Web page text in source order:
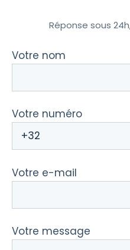
Réponse sous
Votre nom
Votre numéro
Votre e-mail
Votre message